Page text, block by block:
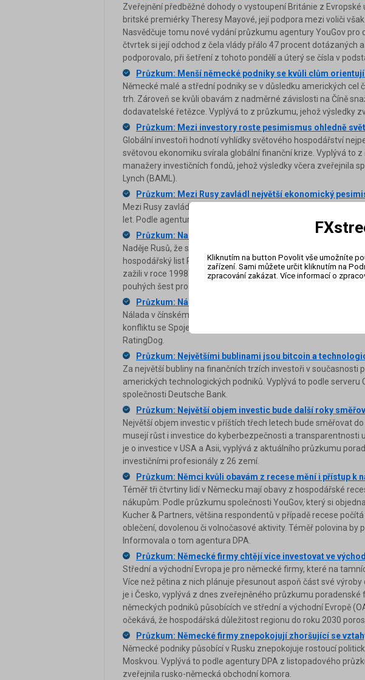
Zveřejnění předběžné dohody o vystoupení Británie z
britské premiérky Theresy Mayové, její podpora mezi voliči
Nasvědčuje tomu nové vydání průzkumu agentury YouGov
čtvrtek si její odchod z čela vlády přálo 47 procent dotázaných
podporovalo, při šetření z tohoto pondělí a úterý se čísla v
Průzkum: Menší německé podniky se kvůli clům
Německé malé a střední podniky se v důsledku amerických cel
trh. Zároveň se kvůli obavám z nadměrné závislosti na Číně
dodavatelské řetězce. Vyplývá to z průzkumu, jehož výsledky
Průzkum: Mezi investory roste pesimismus ohledně
Globální investoři hodnotí vyhlídky světového hospodářství
světovou ekonomiku svírala globální finanční krize. Vyplývá to
manažery investičních fondů, jehož výsledky včera zveřejnila
Lynch (BAML).
Průzkum: Mezi Rusy zavládl největší ekonomický
Mezi Rusy zavládl největší pesimismus ohledně ekonomického
let. Podle agentury Reuters to vyplývá z dnes zveřejněného
Průzkum: Naděje Rusů na kvetoucí ekonomiku klesly na
Naděje Rusů, že se dočkají rozkvětu ruské ekonomiky, klesly na
hospodářský list RBK s odvoláním na výsledky průzkumu
zažili v roce 1998 krach státních financí. Podle průzkumu v
pouhých šest procent dotázaných, zatímco 47 procent Rusů se
Průzkum: Nálada v čínském průmyslu byla nejlepší za pět
Nálada v čínském průmyslu byla v srpnu nejlepší za pět
konfliktu se Spojenými státy. Vyplývá to z indexu nákupních
RatingDog.
Průzkum: Největšími bublinami jsou bitcoin a
Za největší bubliny na finančních trzích investoři v současnosti
amerických technologických podniků. Vyplývá to podle serveru
společnosti Deutsche Bank.
Průzkum: Největší objem investic bude další roky
Největší objem investic v příštích třech letech bude směřovat
musejí růst i investice do kyberbezpečnosti a transparentnosti
je o investice v USA a Asii, vyplývá z aktuálního průzkumu
investičními profesionály z 26 zemí.
Průzkum: Němci kvůli obavám z recese mění i přístup k
Téměř tři čtvrtiny lidí v Německu mají obavy z hospodářské
nákupům. Podle průzkumu společnosti YouGov, který si
Kucher & Partners, většina respondentů v případě recese
oblečení, dovolenou či volnočasové aktivity. Téměř polovina by
Informovala o tom agentura DPA.
Průzkum: Německé firmy chtějí více investovat ve
Střední a východní Evropa je pro německé firmy, které na
Více než pětina z nich plánuje přesunout aspoň část své
je i Česko, vyplývá z dnes zveřejněného průzkumu poradenské
německých podniků působících ve střední a východní Evropě
očekává, že hospodářská důležitost regionu do roku 2030
Průzkum: Německé firmy znepokojují zhoršující se
Německé podniky působící v Rusku znepokojuje rostoucí
Moskvou. Vyplývá to podle agentury DPA z listopadového
zveřejnila rusko-německá obchodní komora.
Kliknutím na button Povolit vše umožníte
zařízení. Sami můžete určit kliknutím na
zpracování zakázat. Více informací o